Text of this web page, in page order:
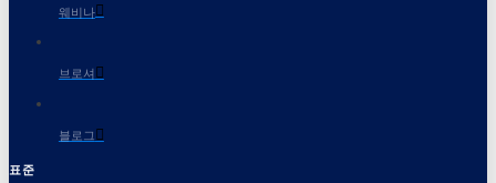
웨비나
브로셔
블로그
표준